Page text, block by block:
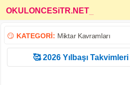
OKULONCESiTR.NET
😏 KATEGORİ: Miktar Kavramları
🥰 2026 Yılbaşı